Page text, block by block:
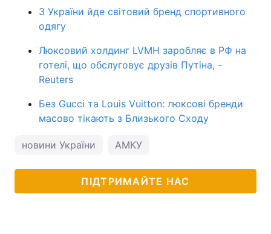
З України йде світовий бренд спортивного
одягу
Люксовий холдинг LVMH заробляє в РФ на
готелі, що обслуговує друзів Путіна, -
Reuters
Без Gucci та Louis Vuitton: люксові бренди
масово тікають з Близького Сходу
новини України АМКУ
ПІДТРИМАЙТЕ НАС